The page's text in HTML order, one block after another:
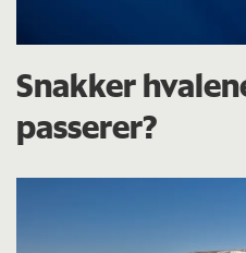
Snakker
passerer?